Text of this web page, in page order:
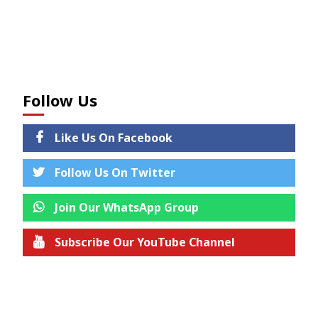
Follow Us
Like Us On Facebook
Follow Us On Twitter
Join Our WhatsApp Group
Subscribe Our YouTube Channel